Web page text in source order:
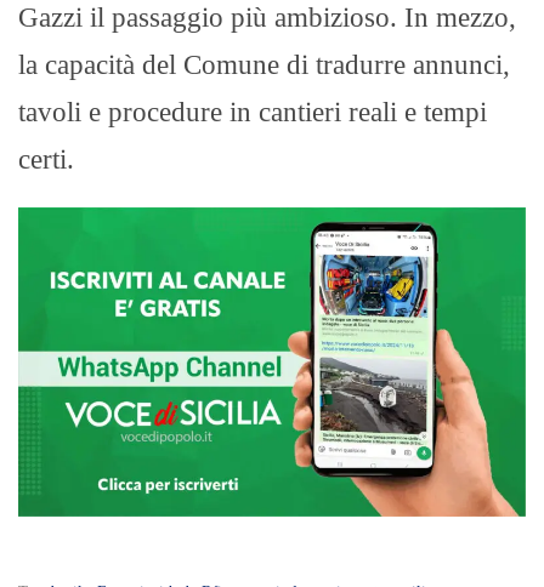
Gazzi il passaggio più ambizioso. In mezzo,
la capacità del Comune di tradurre annunci,
tavoli e procedure in cantieri reali e tempi
certi.